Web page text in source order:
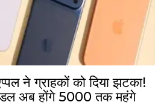
ने ग्राहकों को दिया झटका!
अब होंगे 5000 तक महंगे